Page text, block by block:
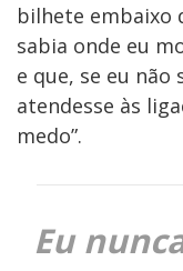
bilhete embaixo
sabia onde eu
e que, se eu não
atendesse às
medo”.
Eu